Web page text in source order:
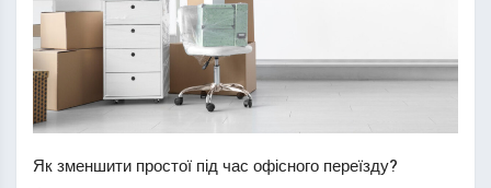
Як зменшити простої під час офісного переїзду?